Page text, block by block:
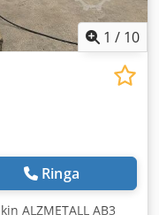
för fel i tekniska
1 / 10
Ringa
ALZMETALL AB3